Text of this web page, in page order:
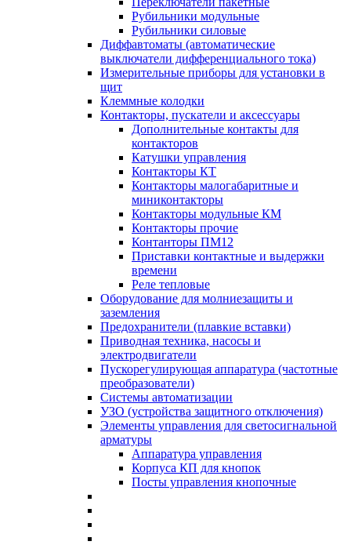
Рубильники модульные
Рубильники силовые
Диффавтоматы (автоматические
выключатели дифференциального тока)
Измерительные приборы для установки в
щит
Клеммные колодки
Контакторы, пускатели и аксессуары
Дополнительные контакты для
контакторов
Катушки управления
Контакторы КТ
Контакторы малогабаритные и
миниконтакторы
Контакторы модульные КМ
Контакторы прочие
Контанторы ПМ12
Приставки контактные и выдержки
времени
Реле тепловые
Оборудование для молниезащиты и
заземления
Предохранители (плавкие вставки)
Приводная техника, насосы и
электродвигатели
Пускорегулирующая аппаратура (частотные
преобразователи)
Системы автоматизации
УЗО (устройства защитного отключения)
Элементы управления для светосигнальной
арматуры
Аппаратура управления
Корпуса КП для кнопок
Посты управления кнопочные